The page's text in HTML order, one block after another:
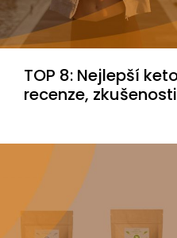
TOP 8: Nejlepší
recenze,